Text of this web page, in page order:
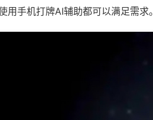
用手机打牌AI辅助都可以满足需求。